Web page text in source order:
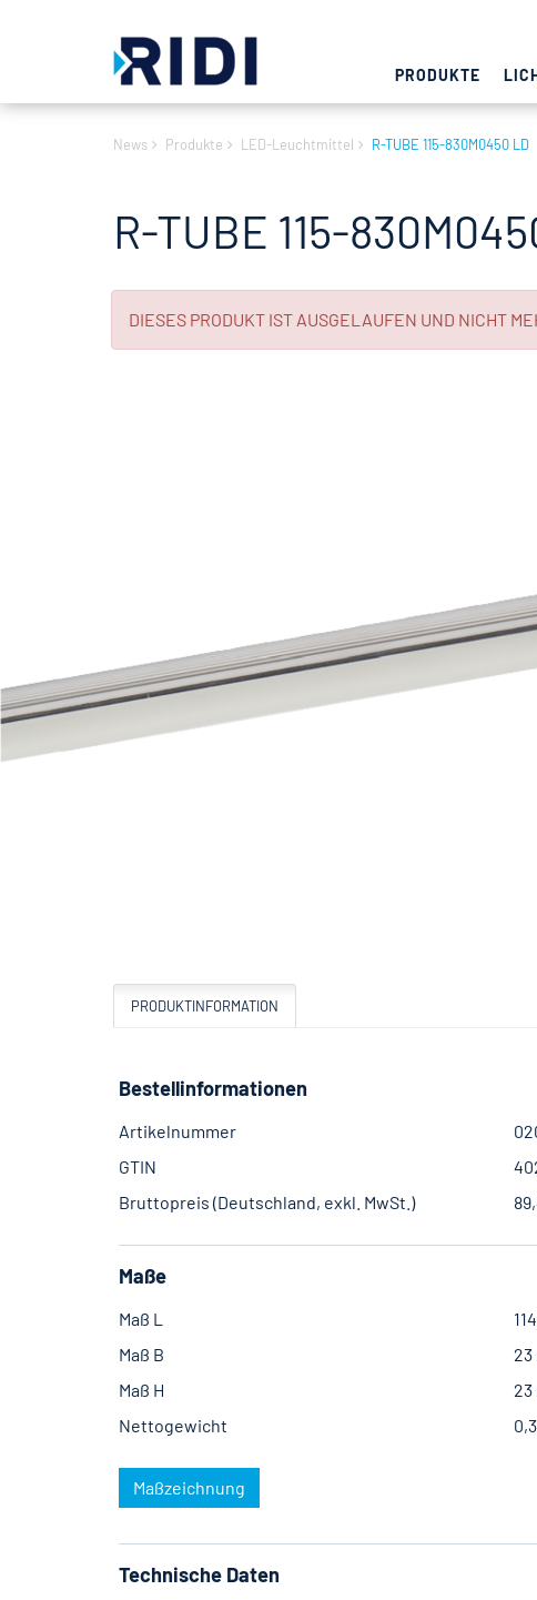
PRODUKTE
News Produkte LED-Leuchtmittel R-TUBE 115-830M0450 LD
R-TUBE 115-
DIESES PRODUKT IST AUSGELAUFEN UND NICHT
PRODUKTINFORMATION
Bestellinformationen
Artikelnummer
GTIN
Bruttopreis (Deutschland, exkl. MwSt.)
Maße
Maß L
Maß B
23
Maß H
23
Nettogewicht
Maßzeichnung
Technische Daten